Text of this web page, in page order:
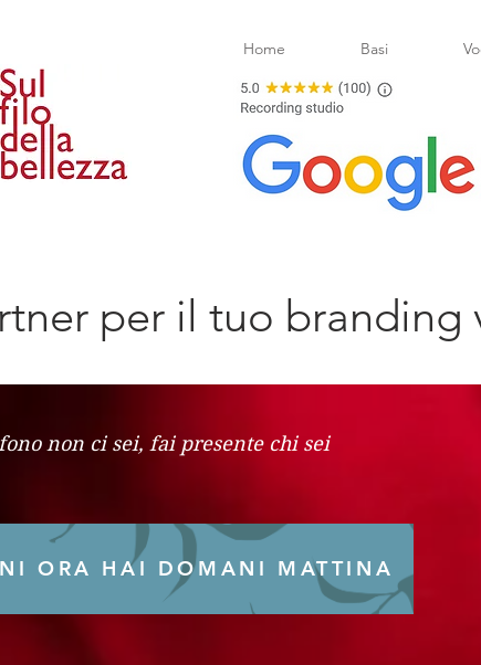
Home Basi
per il tuo branding
non ci sei, fai presente chi sei
ORA HAI DOMANI MATTINA